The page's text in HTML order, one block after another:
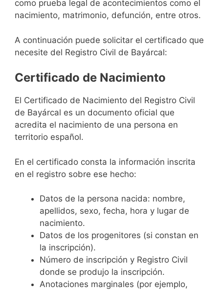
como prueba legal de acontecimientos como el
nacimiento, matrimonio, defunción, entre otros.
A continuación puede solicitar el certificado que
necesite del Registro Civil de Bayárcal:
Certificado de Nacimiento
El Certificado de Nacimiento del Registro Civil
de Bayárcal es un documento oficial que
acredita el nacimiento de una persona en
territorio español.
En el certificado consta la información inscrita
en el registro sobre ese hecho:
Datos de la persona nacida: nombre,
apellidos, sexo, fecha, hora y lugar de
nacimiento.
Datos de los progenitores (si constan en
la inscripción).
Número de inscripción y Registro Civil
donde se produjo la inscripción.
Anotaciones marginales (por ejemplo,